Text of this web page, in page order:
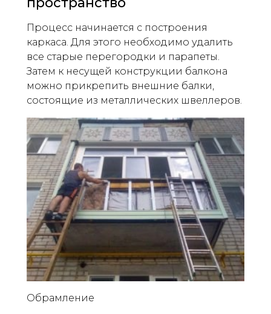
Процесс начинается с построения
каркаса. Для этого необходимо удалить
все старые перегородки и парапеты.
Затем к несущей конструкции балкона
можно прикрепить внешние балки,
состоящие из металлических швеллеров.
Обрамление